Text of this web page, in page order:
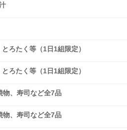
ろたく等（1日1組限定）
ろたく等（1日1組限定）
物、寿司など全7品
物、寿司など全7品